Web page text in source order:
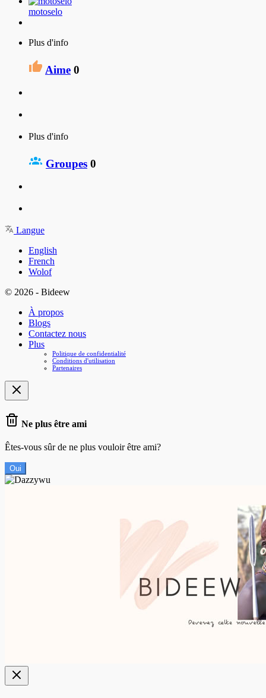
motoselo
Plus d'info
Aime 0
Plus d'info
Groupes 0
Langue
English
French
Wolof
© 2026 - Bideew
À propos
Blogs
Contactez nous
Plus
Politique de confidentialité
Conditions d'utilisation
Partenaires
Ne plus être ami
Êtes-vous sûr de ne plus vouloir être ami?
Oui